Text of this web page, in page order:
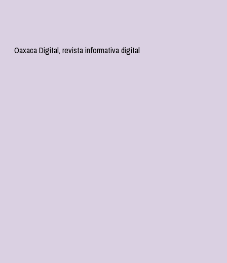
Oaxaca Digital, revista informativa digital